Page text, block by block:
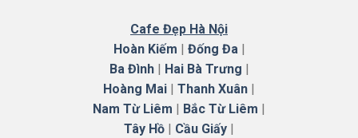
Cafe Đẹp Hà Nội
Hoàn Kiếm
Đống Đa|
Ba Đình| Hai Bà Trưng
Hoàng Mai
Thanh Xuân
Nam Từ Liêm
Bắc Từ Liêm
Tây Hồ
Cầu Giấy